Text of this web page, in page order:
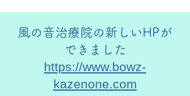
​風の音治療院の新しいHPが
できました
https://www.bowz-
kazenone.com